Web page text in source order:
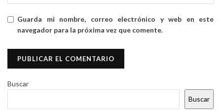
Guarda mi nombre, correo electrónico y web en este
navegador para la próxima vez que comente.
Buscar
Buscar